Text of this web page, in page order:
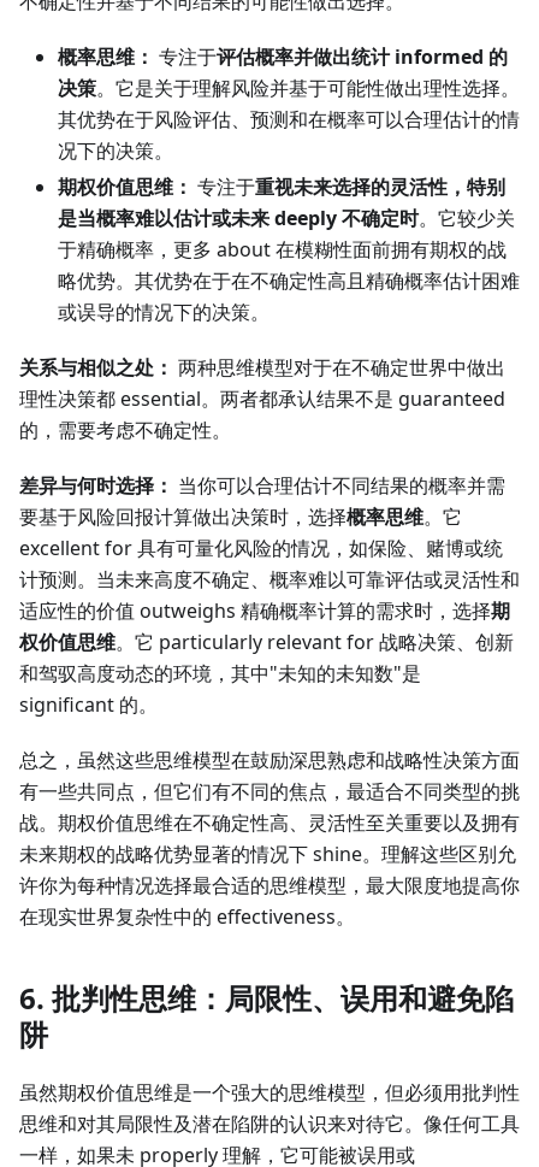
概率思维： 专注于评估概率并做出统计 informed 的
决策。它是关于理解风险并基于可能性做出理性选择。
其优势在于风险评估、预测和在概率可以合理估计的情
况下的决策。
期权价值思维： 专注于重视未来选择的灵活性，特别
是当概率难以估计或未来 deeply 不确定时。它较少关
于精确概率，更多 about 在模糊性面前拥有期权的战
略优势。其优势在于在不确定性高且精确概率估计困难
或误导的情况下的决策。
关系与相似之处： 两种思维模型对于在不确定世界中做出
理性决策都 essential。两者都承认结果不是 guaranteed
的，需要考虑不确定性。
差异与何时选择： 当你可以合理估计不同结果的概率并需
要基于风险回报计算做出决策时，选择概率思维。它
excellent for 具有可量化风险的情况，如保险、赌博或统
计预测。当未来高度不确定、概率难以可靠评估或灵活性和
适应性的价值 outweighs 精确概率计算的需求时，选择期
权价值思维。它 particularly relevant for 战略决策、创新
和驾驭高度动态的环境，其中"未知的未知数"是
significant 的。
总之，虽然这些思维模型在鼓励深思熟虑和战略性决策方面
有一些共同点，但它们有不同的焦点，最适合不同类型的挑
战。期权价值思维在不确定性高、灵活性至关重要以及拥有
未来期权的战略优势显著的情况下 shine。理解这些区别允
许你为每种情况选择最合适的思维模型，最大限度地提高你
在现实世界复杂性中的 effectiveness。
6. 批判性思维：局限性、误用和避免陷
阱
虽然期权价值思维是一个强大的思维模型，但必须用批判性
思维和对其局限性及潜在陷阱的认识来对待它。像任何工具
一样，如果未 properly 理解，它可能被误用或